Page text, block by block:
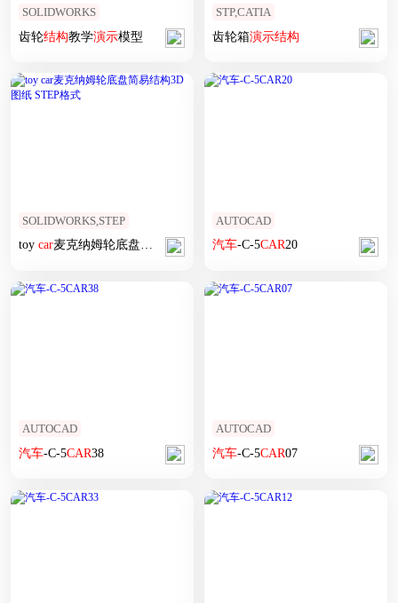
SOLIDWORKS
齿轮结构教学演示模型
STP,CATIA
齿轮箱演示结构
SOLIDWORKS,STEP
toy car麦克纳姆轮底盘简易 结构 3D图纸 STEP格式
AUTOCAD
汽车-C-5CAR20
AUTOCAD
汽车-C-5CAR38
AUTOCAD
汽车-C-5CAR07